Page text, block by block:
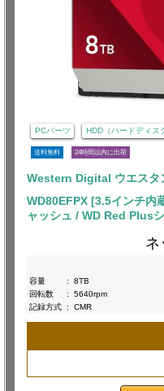
PCパーツ HDD（ハードディス
送料無料 24時間以内に出荷
Western Digital ウエスタ
WD80EFPX [3.5インチ内
ャッシュ / WD Red Plus
ネ
容量
:
8TB
回転数
:
5640rpm
記録方式 : CMR